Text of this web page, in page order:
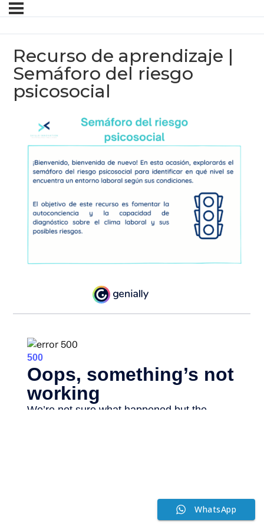
Recurso de aprendizaje |
Semáforo del riesgo
psicosocial
WhatsApp